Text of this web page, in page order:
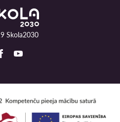
Skola2030